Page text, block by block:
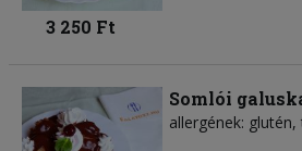
3 250 Ft
Somlói
allergének: